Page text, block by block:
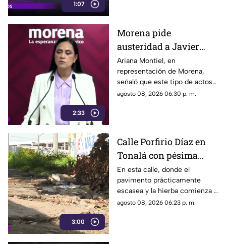
1:07
2:33
Morena pide
austeridad a Javier
May, pero el ejemplo
parece faltar en casa
Ariana Montiel, en
representación de Morena,
señaló que este tipo de actos y
el gasto de recursos
austeridad establecidos por el
partido.
agosto 08, 2026 06:30 p. m.
3:00
Calle Porfirio Díaz en
Tonalá con pésima
vialidad y basura por
todas partes
En esta calle, donde el
pavimento prácticamente
escasea y la hierba comienza a
ganar terreno, los vecinos
agosto 08, 2026 06:23 p. m.